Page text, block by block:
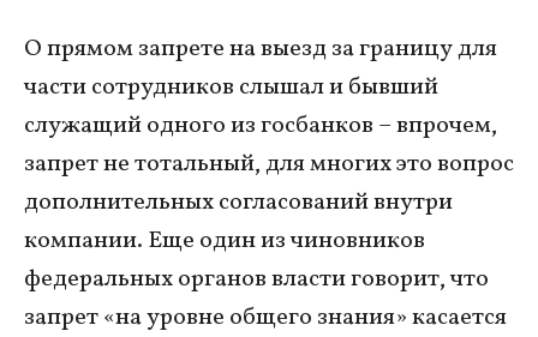
О прямом запрете на выезд за границу для
части сотрудников слышал и бывший
служащий одного из госбанков – впрочем,
запрет не тотальный, для многих это вопрос
дополнительных согласований внутри
компании. Еще один из чиновников
федеральных органов власти говорит, что
запрет «на уровне общего знания» касается